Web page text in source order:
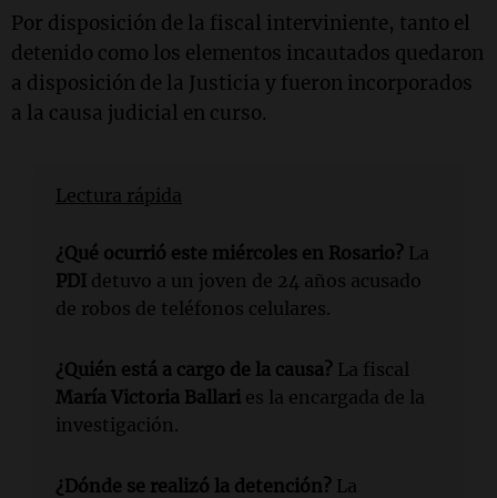
Por disposición de la fiscal interviniente, tanto el
detenido como los elementos incautados quedaron
a disposición de la Justicia y fueron incorporados
a la causa judicial en curso.
Lectura rápida
¿Qué ocurrió este miércoles en Rosario? La
PDI detuvo a un joven de 24 años acusado
de robos de teléfonos celulares.
¿Quién está a cargo de la causa? La fiscal
María Victoria Ballari es la encargada de la
investigación.
¿Dónde se realizó la detención? La